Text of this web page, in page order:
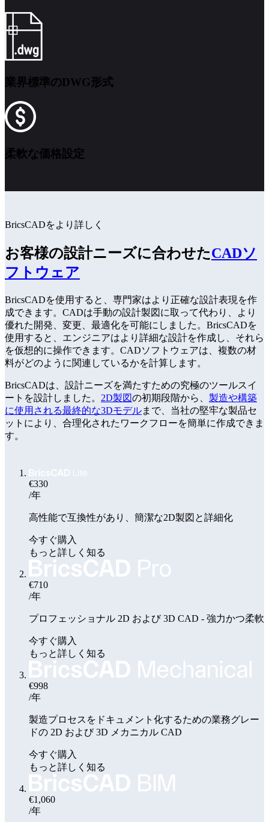
業界標準のDWG形式
柔軟な価格設定
BricsCADをより詳しく
お客様の設計ニーズに合わせたCADソ
フトウェア
BricsCADを使用すると、専門家はより正確な設計表現を作
成できます。CADは手動の設計製図に取って代わり、より
優れた開発、変更、最適化を可能にしました。BricsCADを
使用すると、エンジニアはより詳細な設計を作成し、それら
を仮想的に操作できます。CADソフトウェアは、複数の材
料がどのように関連しているかを計算します。
BricsCADは、設計ニーズを満たすための究極のツールスイ
ートを設計しました。 2D製図の初期段階から、 製造や構築
に使用される最終的な3Dモデルまで、当社の堅牢な製品セ
ットにより、合理化されたワークフローを簡単に作成できま
す。
€330
/年
高性能で互換性があり、簡潔な2D製図と詳細化
今すぐ購入
もっと詳しく知る
€710
/年
プロフェッショナル 2D および 3D CAD - 強力かつ柔軟
今すぐ購入
もっと詳しく知る
€998
/年
製造プロセスをドキュメント化するための業務グレー
ドの 2D および 3D メカニカル CAD
今すぐ購入
もっと詳しく知る
€1,060
/年